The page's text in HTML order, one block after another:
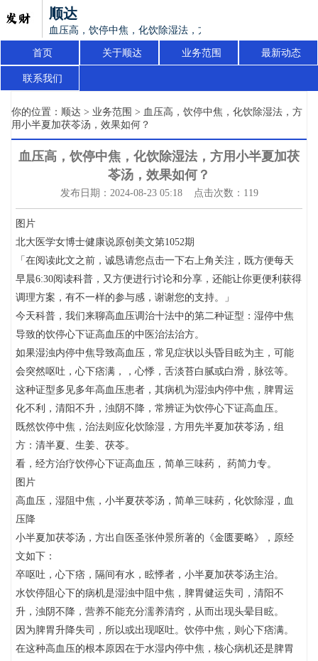
顺达
血压高，饮停中焦，化饮除湿法，方用小半夏加茯苓汤，效
首页 关于顺达 业务范围 最新动态
联系我们
你的位置： 顺达 > 业务范围 > 血压高，饮停中焦，化饮除湿法，方
用小半夏加茯苓汤，效果如何？
血压高，饮停中焦，化饮除湿法，方用小半夏加茯
苓汤，效果如何？
发布日期：2024-08-23 05:18 点击次数：119
图片
北大医学女博士健康说原创美文第1052期
「在阅读此文之前，诚恳请您点击一下右上角关注，既方便每天
早晨6:30阅读科普，又方便进行讨论和分享，还能让你更便利获得
调理方案，有不一样的参与感，谢谢您的支持。」
今天科普，我们来聊高血压调治十法中的第二种证型：湿停中焦
导致的饮停心下证高血压的中医治法治方。
如果湿浊内停中焦导致高血压，常见症状以头昏目眩为主，可能
会突然呕吐，心下痞满，，心悸，舌淡苔白腻或白滑，脉弦等。
这种证型多见多年高血压患者，其病机为湿浊内停中焦，脾胃运
化不利，清阳不升，浊阴不降，常辨证为饮停心下证高血压。
既然饮停中焦，治法则应化饮除湿，方用先半夏加茯苓汤，组
方：清半夏、生姜、茯苓。
看，经方治疗饮停心下证高血压，简单三味药， 药简力专。
图片
高血压，湿阻中焦，小半夏茯苓汤，简单三味药，化饮除湿，血
压降
小半夏加茯苓汤，方出自医圣张仲景所著的《金匮要略》，原经
文如下：
卒呕吐，心下痞，隔间有水，眩悸者，小半夏加茯苓汤主治。
水饮停阻心下的病机是湿浊中阻中焦，脾胃健运失司，清阳不
升，浊阴不降，营养不能充分濡养清窍，从而出现头晕目眩。
因为脾胃升降失司，所以或出现呕吐。饮停中焦，则心下痞满。
在这种高血压的根本原因在于水湿内停中焦，核心病机还是脾胃